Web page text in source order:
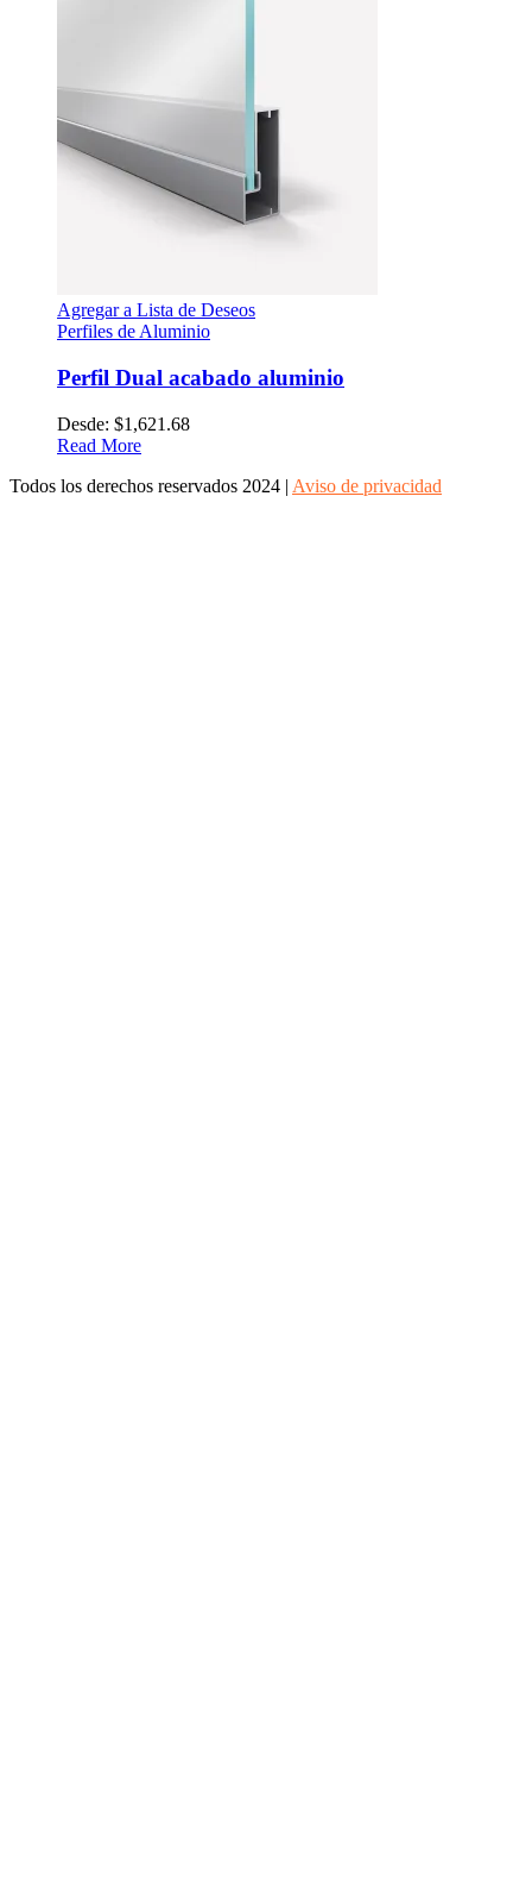
Agregar a Lista de Deseos
Perfiles de Aluminio
Perfil Dual acabado aluminio
Desde: $1,621.68
Read More
Todos los derechos reservados 2024 | Aviso de privacidad